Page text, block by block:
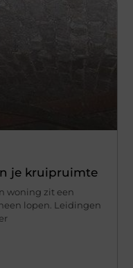
je kruipruimte
woning zit een
lopen. Leidingen